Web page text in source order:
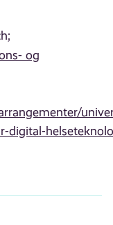
og
digital-